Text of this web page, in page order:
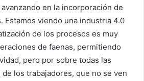
en la incorporación de
Estamos viendo una industria 4.0
de los procesos es muy
de faenas, permitiendo
pero por sobre todas las
los trabajadores, que no se ven